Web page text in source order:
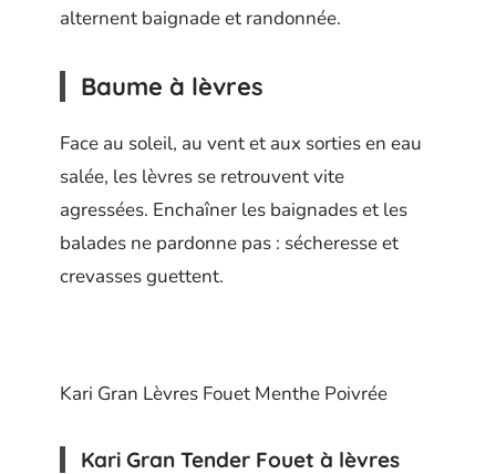
alternent baignade et randonnée.
Baume à lèvres
Face au soleil, au vent et aux sorties en eau
salée, les lèvres se retrouvent vite
agressées. Enchaîner les baignades et les
balades ne pardonne pas : sécheresse et
crevasses guettent.
Kari Gran Lèvres Fouet Menthe Poivrée
Kari Gran Tender Fouet à lèvres